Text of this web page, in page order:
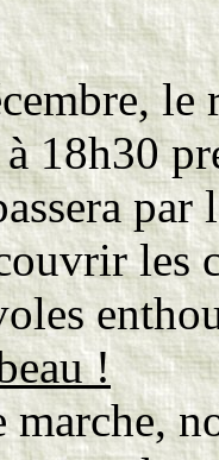
le
18h30
par
les
!
marche,